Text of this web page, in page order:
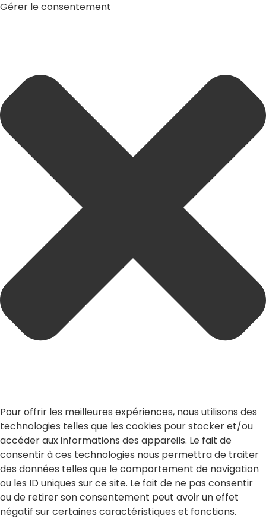
Gérer le consentement
Pour offrir les meilleures expériences, nous utilisons des
technologies telles que les cookies pour stocker et/ou
accéder aux informations des appareils. Le fait de
consentir à ces technologies nous permettra de traiter
des données telles que le comportement de navigation
ou les ID uniques sur ce site. Le fait de ne pas consentir
ou de retirer son consentement peut avoir un effet
négatif sur certaines caractéristiques et fonctions.